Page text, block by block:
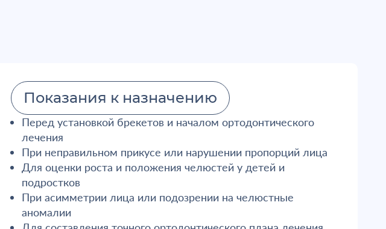
Показания к назначению
Перед установкой брекетов и началом ортодонтического
лечения
При неправильном прикусе или нарушении пропорций лица
Для оценки роста и положения челюстей у детей и
подростков
При асимметрии лица или подозрении на челюстные
аномалии